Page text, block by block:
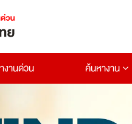
งานด่วน ค้นหางาน